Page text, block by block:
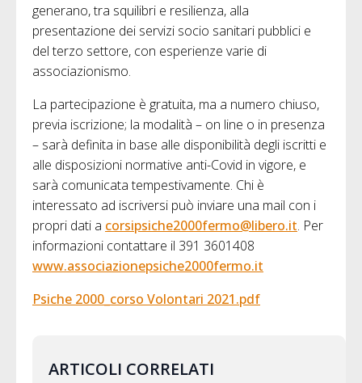
generano, tra squilibri e resilienza, alla
presentazione dei servizi socio sanitari pubblici e
del terzo settore, con esperienze varie di
associazionismo.
La partecipazione è gratuita, ma a numero chiuso,
previa iscrizione; la modalità – on line o in presenza
– sarà definita in base alle disponibilità degli iscritti e
alle disposizioni normative anti-Covid in vigore, e
sarà comunicata tempestivamente. Chi è
interessato ad iscriversi può inviare una mail con i
propri dati a corsipsiche2000fermo@libero.it. Per
informazioni contattare il 391 3601408
www.associazionepsiche2000fermo.it
Psiche 2000_corso Volontari 2021.pdf
ARTICOLI CORRELATI